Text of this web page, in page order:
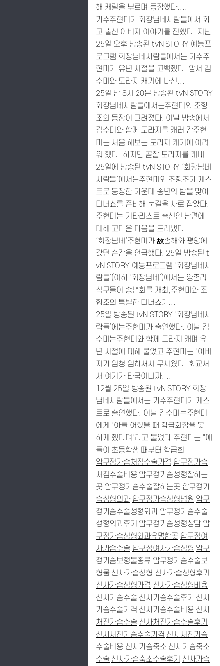
해 캐럴을 부르며 등장했다....
가수주현미가 회장님네사람들에서 화
교 출신 아버지 이야기를 전했다. 지난
25일 오후 방송된 tvN STORY 예능프
로그램 회장님네사람들에서는 가수주
현미가 유년 시절을 고백했다. 앞서 김
수미와 도라지 캐기에 나선...
25일 밤 8시 20분 방송된 tvN STORY
회장님네사람들에서는주현미와 조항
조의 등장이 그려졌다. 이날 방송에서
김수미와 함께 도라지를 캐러 간주현
미는 처음 해보는 도라지 캐기에 어려
워 했다. 하지만 곧잘 도라지를 캐내...
25일에 방송된 tvN STORY ‘회장님네
사람들’에서는주현미와 조항조가 게스
트로 등장한 가운데 송년의 밤을 맞아
디너쇼를 준비해 눈길을 사로 잡았다.
주현미는 기타리스트 출신인 남편에
대해 고마운 마음을 드러냈다....
‘회장님네’주현미가 故송해와 평양에
갔던 순간을 언급했다. 25일 방송된 t
vN STORY 예능프로그램 ‘회장님네사
람들’(이하 ‘회장님네’)에서는 양촌리
식구들이 송년회를 개최,주현미와 조
항조의 특별한 디너쇼가...
25일 방송된 tvN STORY ‘회장님네사
람들’에는주현미가 출연했다. 이날 김
수미는주현미와 함께 도라지 캐며 유
년 시절에 대해 물었고,주현미는 "아버
지가 엄청 엄하셔서 무서웠다. 화교셔
서 여기가 타국이니까....
12월 25일 방송된 tvN STORY 회장
님네사람들에서는 가수주현미가 게스
트로 출연했다. 이날 김수미는주현미
에게 "아들 어렸을 때 학급회장을 못
하게 했다며"라고 물었다.주현미는 "애
들이 초등학생 때부터 학급회
압구정가슴처짐수술가격 압구정가슴
처짐수술비용 압구정가슴성형잘하는
곳 압구정가슴수술잘하는곳 압구정가
슴성형외과 압구정가슴성형병원 압구
정가슴수술성형외과 압구정가슴수술
성형외과후기
압구정가슴성형상담 압
구정가슴성형외과유명한곳 압구정여
자가슴수술 압구정여자가슴성형 압구
정가슴보형물종류 압구정가슴수술보
형물 신사가슴성형 신사가슴성형후기
신사가슴성형가격 신사가슴성형비용
신사가슴수술 신사가슴수술후기
신사
가슴수술가격 신사가슴수술비용 신사
처진가슴수술 신사처진가슴수술후기
신사처진가슴수술가격 신사처진가슴
수술비용 신사가슴축소 신사가슴축소
수술 신사가슴축소수술후기 신사가슴